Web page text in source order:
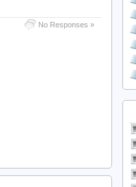
No Responses »